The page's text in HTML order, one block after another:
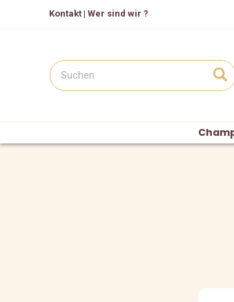
Kontakt | Wer sind wir ?